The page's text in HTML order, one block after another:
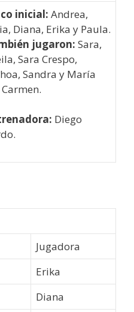
inicial: Andrea,
Diana, Erika y Paula.
jugaron: Sara,
Sara Crespo,
Sandra y María
Diego
Jugadora
Erika
Diana